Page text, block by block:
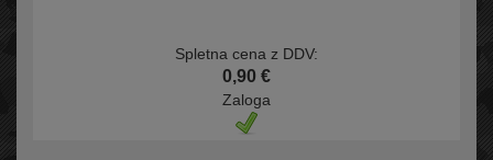
Spletna cena z DDV:
0,90 €
Zaloga